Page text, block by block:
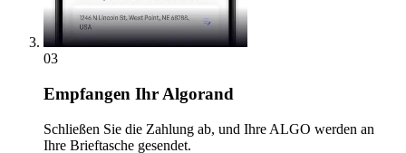
03
Empfangen Ihr Algorand
Schließen Sie die Zahlung ab, und Ihre ALGO werden an
Ihre Brieftasche gesendet.